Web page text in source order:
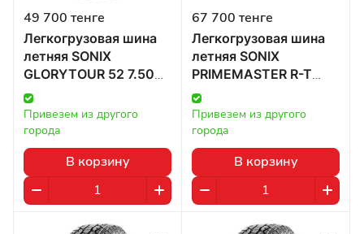
49 700 тенге
Легкогрузовая шина
летняя SONIX
GLORYTOUR 52 7.50
R16 122/118N в
Казахстане
Привезем из другого
города
В корзину
67 700 тенге
Легкогрузовая шина
летняя SONIX
PRIMEMASTER R-T
33/12.50 R15 108Q в
Казахстане
Привезем из другого
города
В корзину